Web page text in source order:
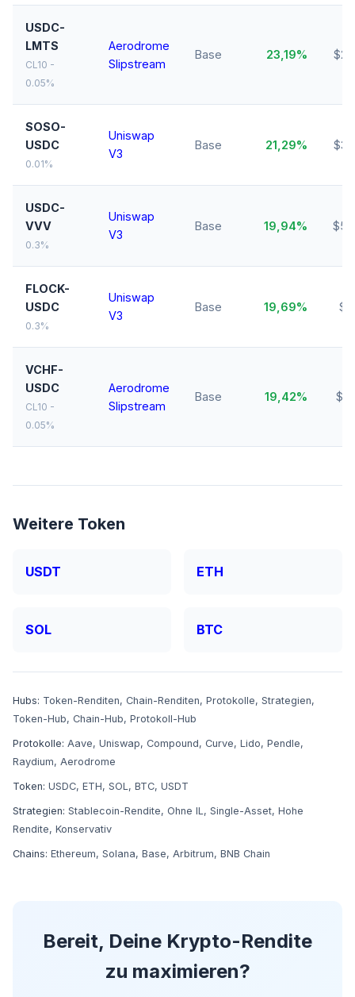
USDC-
LMTS
CL10 -
0.05%
Aerodrome
Slipstream
Base 23,19%
SOSO-
USDC
0.01%
Uniswap
V3
Base 21,29%
USDC-
VVV
0.3%
Uniswap
V3
Base 19,94%
FLOCK-
USDC
0.3%
Uniswap
V3
Base 19,69%
VCHF-
USDC
CL10 -
0.05%
Aerodrome
Slipstream
Base 19,42%
Weitere Token
USDT ETH
SOL BTC
Hubs: Token-Renditen, Chain-Renditen, Protokolle, Strategien,
Token-Hub, Chain-Hub, Protokoll-Hub
Protokolle: Aave, Uniswap, Compound, Curve, Lido, Pendle,
Raydium, Aerodrome
Token: USDC, ETH, SOL, BTC, USDT
Strategien: Stablecoin-Rendite, Ohne IL, Single-Asset, Hohe
Rendite, Konservativ
Chains: Ethereum, Solana, Base, Arbitrum, BNB Chain
Bereit, Deine Krypto-Rendite
zu maximieren?